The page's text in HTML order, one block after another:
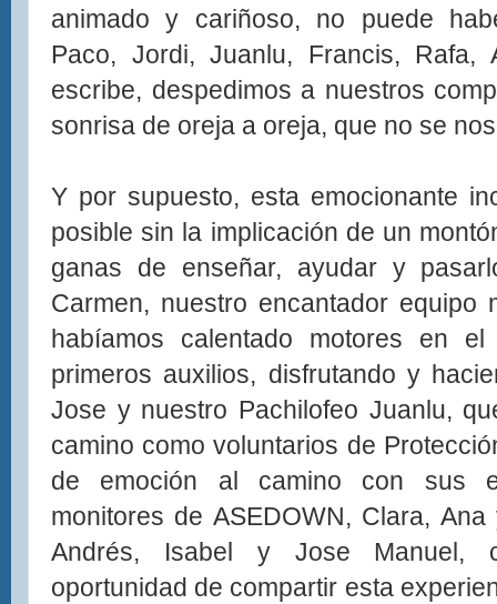
animado y cariñoso, no puede
Paco, Jordi, Juanlu, Francis,
escribe, despedimos a nuestros
sonrisa de oreja a oreja, que no se
Y por supuesto, esta emocionante
posible sin la implicación de un
ganas de enseñar, ayudar y
Carmen, nuestro encantador
habíamos calentado motores en
primeros auxilios, disfrutando y
Jose y nuestro Pachilofeo Juanlu,
camino como voluntarios de
de emoción al camino con sus
monitores de ASEDOWN, Clara,
Andrés, Isabel y Jose Manuel,
oportunidad de compartir esta